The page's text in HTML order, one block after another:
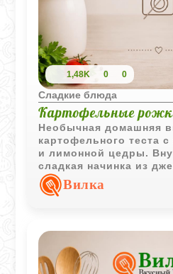
1,48K 0 0
Сладкие блюда
Картофельные
Необычная домашняя
картофельного теста
и лимонной цедры.
сладкая начинка из
готовые рожки
очень аппетитными.
Вилка